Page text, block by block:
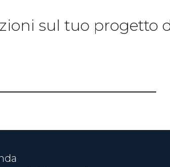
sul tuo progetto